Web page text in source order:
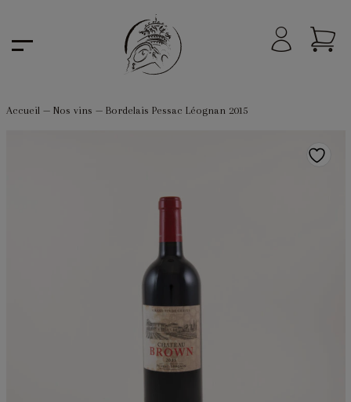
Accueil— Nos vins — Bordelais Pessac Léognan 2015